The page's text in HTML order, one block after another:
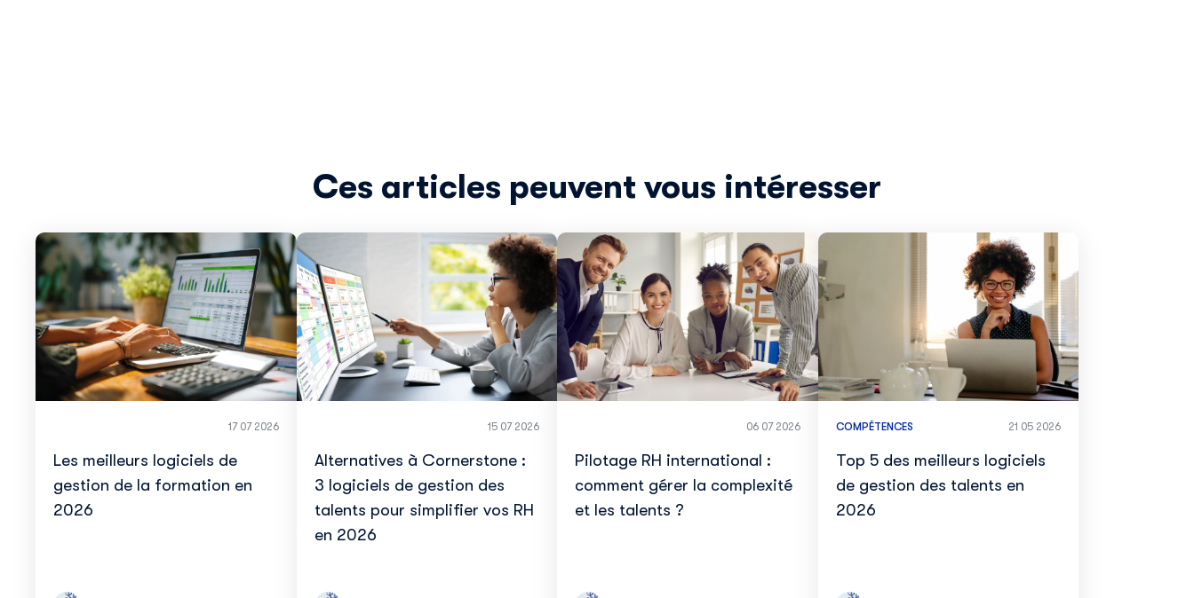
Ces articles peuvent vous intéresser
17 07 2026
Les meilleurs logiciels de
gestion de la formation en
2026
15 07 2026
Alternatives à Cornerstone :
3 logiciels de gestion des
talents pour simplifier vos RH
en 2026
06 07 2026
Pilotage RH international :
comment gérer la complexité
et les talents ?
COMPÉTENCES 21 05 2026
Top 5 des meilleurs logiciels
de gestion des talents en
2026